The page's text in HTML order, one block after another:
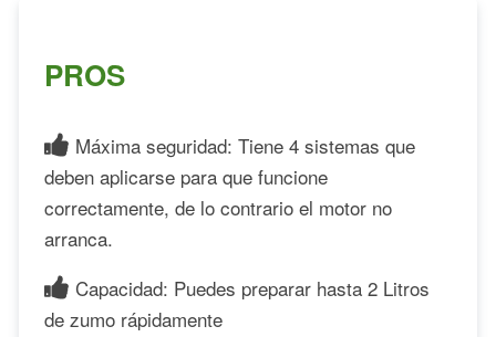
PROS
Máxima seguridad: Tiene 4 sistemas que
deben aplicarse para que funcione
correctamente, de lo contrario el motor no
arranca.
Capacidad: Puedes preparar hasta 2 Litros
de zumo rápidamente